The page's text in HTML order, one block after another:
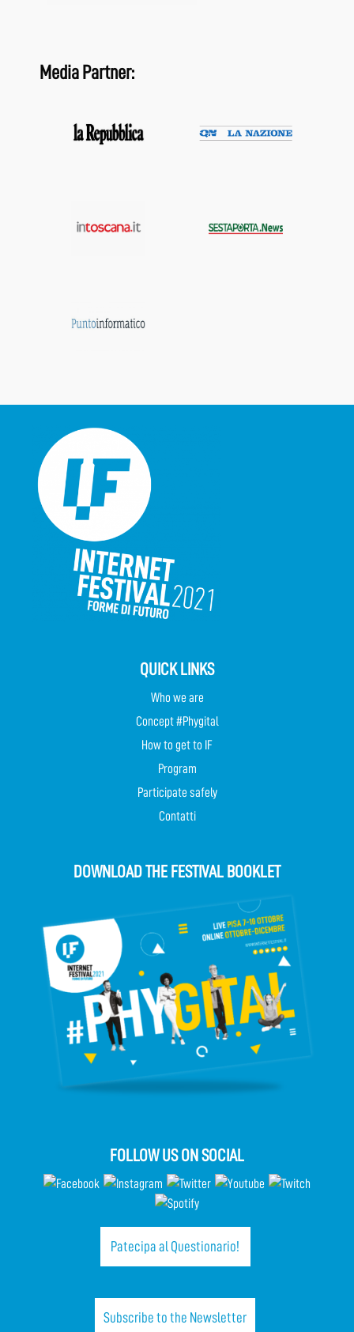
Media Partner:
QUICK LINKS
Who we are
Concept #Phygital
How to get to IF
Program
Participate safely
Contatti
DOWNLOAD THE FESTIVAL BOOKLET
FOLLOW US ON SOCIAL
Patecipa al Questionario!
Subscribe to the Newsletter